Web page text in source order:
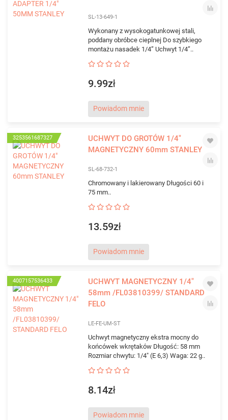
SL-13-649-1
Wykonany z wysokogatunkowej stali,
poddany obróbce cieplnej Do szybkiego
montażu nasadek 1/4” Uchwyt 1/4”..
9.99zł
Powiadom mnie
3253561687327
UCHWYT DO GROTÓW 1/4"
MAGNETYCZNY 60mm STANLEY
SL-68-732-1
Chromowany i lakierowany Długości 60 i
75 mm..
13.59zł
Powiadom mnie
4007157536433
UCHWYT MAGNETYCZNY 1/4"
58mm /FL03810399/ STANDARD
FELO
LE-FE-UM-ST
Uchwyt magnetyczny ekstra mocny do
końcówek wkrętaków Długość: 58 mm
Rozmiar chwytu: 1/4" (E 6,3) Waga: 22 g..
8.14zł
Powiadom mnie